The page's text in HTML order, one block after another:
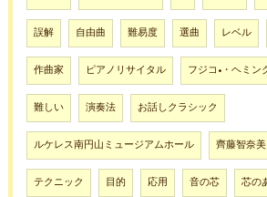
誤解 自由曲 難易度 選曲 レベル
作曲家 ピアノリサイタル フジコ•・ヘミン
難しい 演奏法 お話しクラシック
ルケレス南円山ミュージアムホール 齊藤智奈美
テクニック 目的 応用 音の芯 芯の